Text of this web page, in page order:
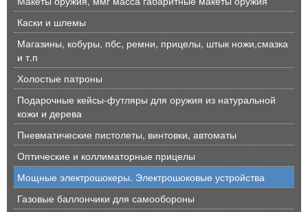
Каски и шлемы
Магазины, кобуры, пбс, ремни, прицелы, штык ножи,смазка
и т.п
Холостые патроны
Подарочные кейсы-футляры для оружия из натуральной
кожи и дерева
Пневматические пистолеты, винтовки, автоматы
Оптические и коллиматорные прицелы
Мощные электрошокеры. Электрошоковые устройства
Газовые баллончики для самообороны